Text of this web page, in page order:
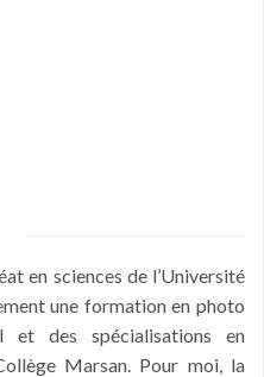
en sciences de l’Université
une formation en photo
et des spécialisations en
Marsan. Pour moi, la